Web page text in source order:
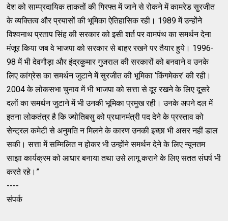
देश को साम्प्रदायिक ताकतों की गिरफ्त में जाने से रोकने में कामरेड सुरजीत
के व्यक्तित्व और प्रयासों की भूमिका ऐतिहासिक रही। 1989 में उन्होंने
विश्वनाथ प्रताप सिंह की सरकार को इसी शर्त पर वामपंथ का समर्थन देना
मंजूर किया जब वे भाजपा को सरकार से बाहर रखने पर तैयार हुये। 1996-
98 में भी देवगौड़ा और इंद्रकुमार गुजराल की सरकारों को बनवाने व उनके
लिए कांग्रेस का समर्थन जुटाने में सुरजीत की भूमिका ‘किंगमेकर’ की रही।
2004 के लोकसभा चुनाव में भी भाजपा को सत्ता से दूर रखने के लिए दूसरे
दलों का समर्थन जुटाने में भी उनकी भूमिका प्रमुख रही। उनके अपने दल में
इतना लोकतंत्र है कि ज्योतिबसु को प्रधानमंत्री पद देने के प्रस्ताव को
सेन्ट्रल कमेटी से अनुमति न मिलने के कारण उनकी इच्छा भी असर नहीं डाल
सकी। सत्ता में सम्मिलित न होकर भी उन्होंने समर्थन देने के लिए न्यूनतम
साझा कार्यक्रम को आधार बनाया तथा उसे लागू कराने के लिए सतत संघर्ष भी
करते रहे।”
----
संपर्क